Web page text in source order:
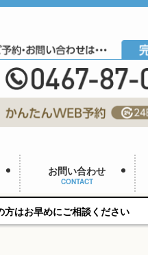
お問い合わせ
CONTACT
ください